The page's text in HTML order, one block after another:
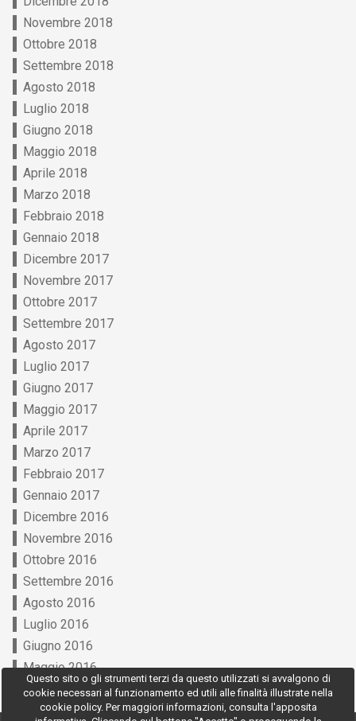
Questo sito o gli strumenti terzi da questo utilizzati si avvalgono di
cookie necessari al funzionamento ed utili alle finalità illustrate nella
cookie policy. Per maggiori informazioni, consulta l'apposita
Novembre 2018
Ottobre 2018
Settembre 2018
Agosto 2018
Luglio 2018
Giugno 2018
Maggio 2018
Aprile 2018
Marzo 2018
Febbraio 2018
Gennaio 2018
Dicembre 2017
Novembre 2017
Ottobre 2017
Settembre 2017
Agosto 2017
Luglio 2017
Giugno 2017
Maggio 2017
Aprile 2017
Marzo 2017
Febbraio 2017
Gennaio 2017
Dicembre 2016
Novembre 2016
Ottobre 2016
Settembre 2016
Agosto 2016
Luglio 2016
Giugno 2016
Maggio 2016